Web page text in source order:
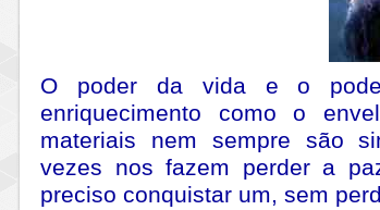
O poder da vida e o
enriquecimento como o
materiais nem sempre são
vezes nos fazem perder a
preciso conquistar um, sem